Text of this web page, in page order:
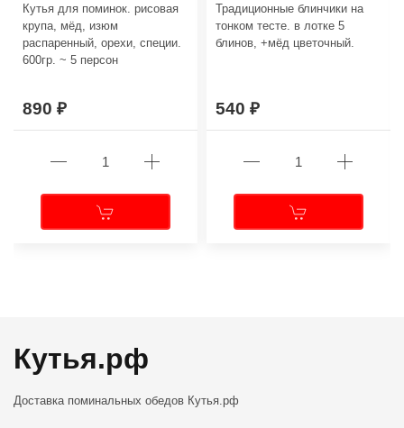
Кутья для поминок. рисовая
крупа, мёд, изюм
распаренный, орехи, специи.
600гр. ~ 5 персон
890
Традиционные блинчики на
тонком тесте. в лотке 5
блинов, +мёд цветочный.
540
Кутья.рф
Доставка поминальных обедов Кутья.рф